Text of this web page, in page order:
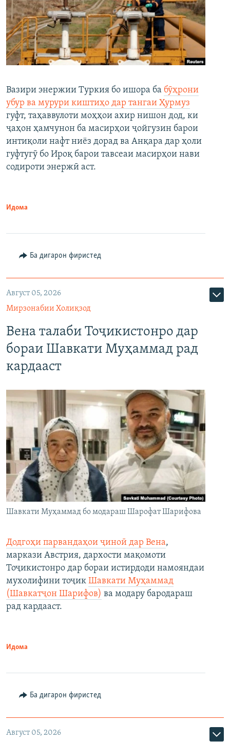
Вазири энержии Туркия бо ишора ба бӯҳрони
убур ва мурури киштиҳо дар тангаи Ҳурмуз
гуфт, таҳаввулоти моҳҳои ахир нишон дод, ки
ҷаҳон ҳамчунон ба масирҳои ҷойгузин барои
интиқоли нафт ниёз дорад ва Анқара дар ҳоли
гуфтугӯ бо Ироқ барои тавсеаи масирҳои нави
содироти энержӣ аст.
Идома
Ба дигарон фиристед
Август 05, 2026
Мирзонабии Холиқзод
Вена талаби Тоҷикистонро дар
бораи Шавкати Муҳаммад рад
кардааст
Шавкати Муҳаммад бо модараш Шарофат Шарифова
Додгоҳи парвандаҳои ҷиноӣ дар Вена,
маркази Австрия, дархости мақомоти
Тоҷикистонро дар бораи истирдоди намояндаи
мухолифини тоҷик Шавкати Муҳаммад
(Шавкатҷон Шарифов) ва модару бародараш
рад кардааст.
Идома
Ба дигарон фиристед
Август 05, 2026